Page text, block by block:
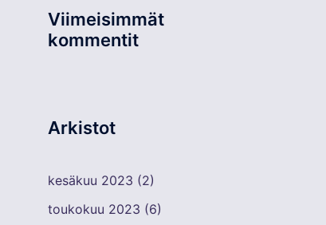
Viimeisimmät
kommentit
Arkistot
kesäkuu 2023 (2)
toukokuu 2023 (6)